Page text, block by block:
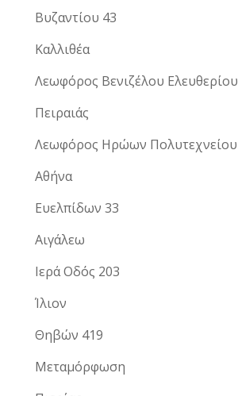
Βυζαντίου 43
Καλλιθέα
Λεωφόρος Βενιζέλου Ελευθερίου
Πειραιάς
Λεωφόρος Ηρώων Πολυτεχνείου
Αθήνα
Ευελπίδων 33
Αιγάλεω
Ιερά Οδός 203
Ίλιον
Θηβών 419
Μεταμόρφωση